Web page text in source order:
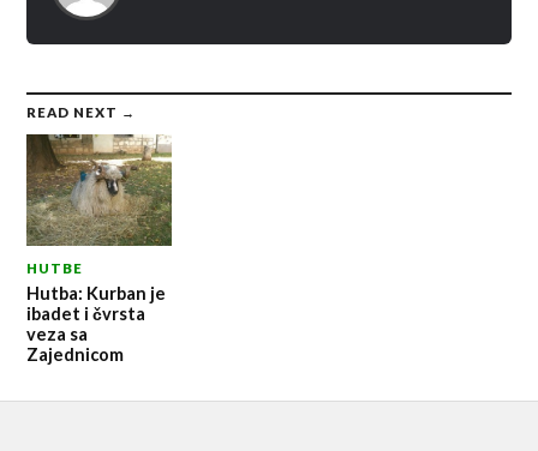
READ NEXT →
HUTBE
Hutba: Kurban je
ibadet i čvrsta
veza sa
Zajednicom